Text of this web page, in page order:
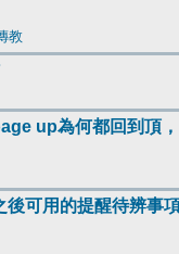
教
up為何都回到頂，
可用的提醒待辨事